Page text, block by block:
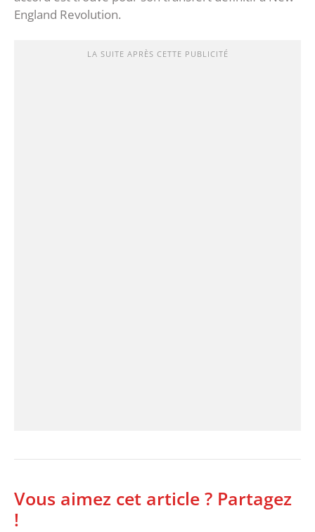
England Revolution.
LA SUITE APRÈS CETTE PUBLICITÉ
Vous aimez cet article ? Partagez
!